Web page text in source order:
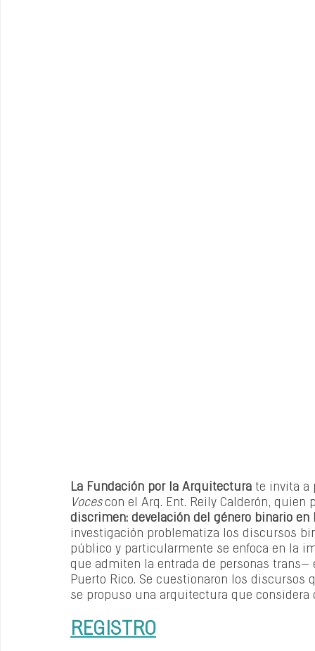
La Fundación por la Arquitectura te invita a
Voces con el Arq. Ent. Reily Calderón,
discrimen: develación del género binario
investigación problematiza los discursos
público y particularmente se enfoca en la
que admiten la entrada de personas
Puerto Rico. Se cuestionaron los
se propuso una arquitectura que
REGISTRO